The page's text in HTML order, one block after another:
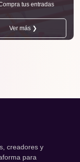
tus entradas
Ver más ❯
creadores y
para